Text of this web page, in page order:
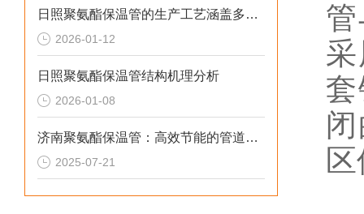
日照聚氨酯保温管的生产工艺涵盖多个环节
2026-01-12
日照聚氨酯保温管结构机理分析
2026-01-08
济南聚氨酯保温管：高效节能的管道保温材料
2025-07-21